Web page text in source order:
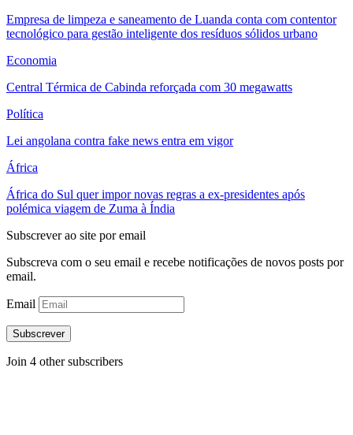
Empresa de limpeza e saneamento de Luanda conta com contentor
tecnológico para gestão inteligente dos resíduos sólidos urbano
Economia
Central Térmica de Cabinda reforçada com 30 megawatts
Política
Lei angolana contra fake news entra em vigor
África
África do Sul quer impor novas regras a ex-presidentes após
polémica viagem de Zuma à Índia
Subscrever ao site por email
Subscreva com o seu email e recebe notificações de novos posts por
email.
Email
Subscrever
Join 4 other subscribers